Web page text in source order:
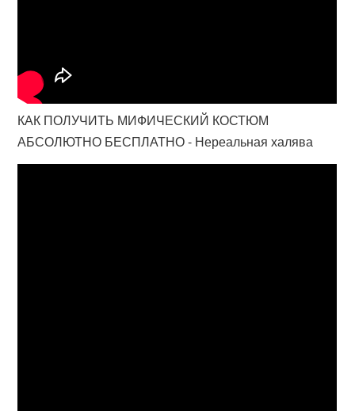
КАК ПОЛУЧИТЬ МИФИЧЕСКИЙ КОСТЮМ
АБСОЛЮТНО БЕСПЛАТНО - Нереальная халява